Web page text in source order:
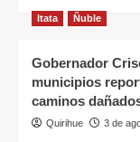
Itata Ñuble
Gobernador
municipios
caminos
Quirihue 3 de